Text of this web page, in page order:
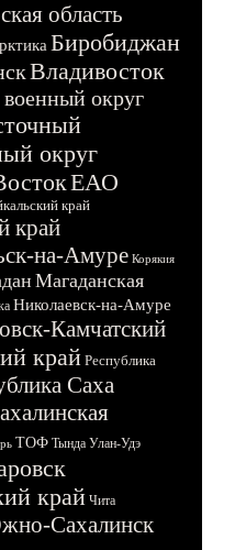
область
Биробиджан
Владивосток
округ
округ
ЕАО
край
край
на-Амуре Корякия
Магаданская
Николаевск-на-Амуре
Камчатский
крайРеспублика
Саха
ТОФ Тында Улан-Удэ
край Чита
Сахалинск